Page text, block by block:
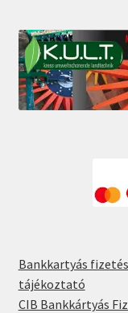
Bankkartyás
tájékoztató
CIB Bankkártyás